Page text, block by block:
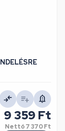
9 359 Ft
Nettó7 370 Ft